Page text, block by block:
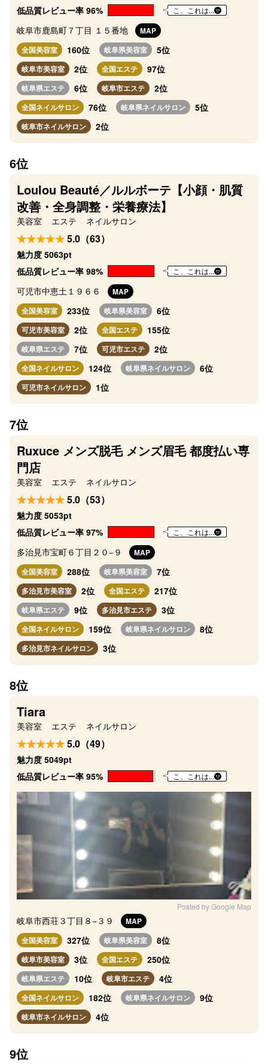
低品質レビュー率 96% こ、これは...
岐阜市鹿島町７丁目 １５番地
MAP
全国美容室
160位 岐阜県美容室 5位
岐阜市美容室 2位 全国エステ 97位
岐阜県エステ 6位 岐阜市エステ 2位
全国ネイルサロン 76位 岐阜県ネイルサロン 5位
岐阜市ネイルサロン 2位
6位
Loulou Beauté／ルルボーテ【小顔・肌質
改善・全身調整・栄養療法】
美容室 エステ ネイルサロン
5.0（63）
魅力度 5063pt
低品質レビュー率 98%
こ、これは...
可児市中恵土１９６６
MAP
全国美容室
233位 岐阜県美容室 6位
可児市美容室 2位 全国エステ 155位
岐阜県エステ 7位 可児市エステ 2位
全国ネイルサロン 124位 岐阜県ネイルサロン 6位
可児市ネイルサロン 1位
7位
Ruxuce メンズ脱毛 メンズ眉毛 都度払い専
門店
美容室 エステ ネイルサロン
5.0（53）
魅力度 5053pt
低品質レビュー率 97%
こ、これは...
多治見市宝町６丁目２０−９
MAP
全国美容室
288位 岐阜県美容室 7位
多治見市美容室 2位 全国エステ 217位
岐阜県エステ 9位 多治見市エステ 3位
全国ネイルサロン 159位 岐阜県ネイルサロン 8位
多治見市ネイルサロン 3位
8位
Tiara
美容室 エステ ネイルサロン
5.0（49）
魅力度 5049pt
低品質レビュー率 95%
こ、これは...
Posted by Google Map
岐阜市西荘３丁目８−３９
MAP
全国美容室
327位 岐阜県美容室 8位
岐阜市美容室 3位 全国エステ 250位
岐阜県エステ 10位 岐阜市エステ 4位
全国ネイルサロン 182位 岐阜県ネイルサロン 9位
岐阜市ネイルサロン 4位
9位